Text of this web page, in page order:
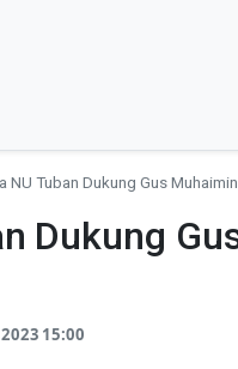
NU Tuban Dukung Gus
Dukung
15:00